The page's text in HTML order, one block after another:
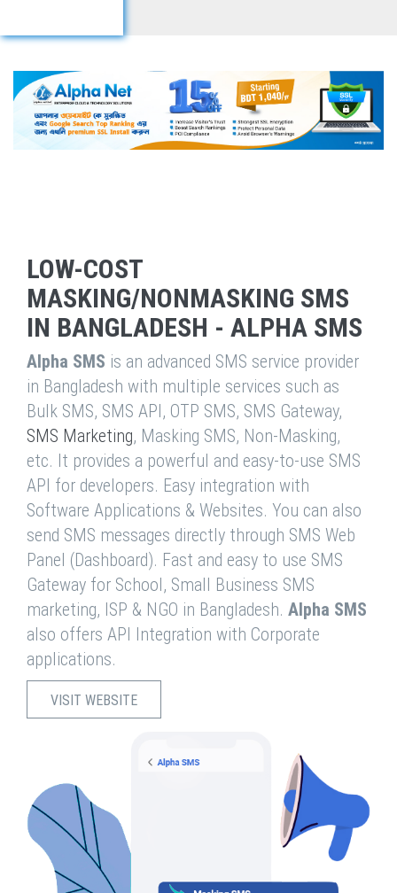
LOW-COST
MASKING/NONMASKING SMS
IN BANGLADESH - ALPHA SMS
Alpha SMS is an advanced SMS service provider
in Bangladesh with multiple services such as
Bulk SMS, SMS API, OTP SMS, SMS Gateway,
SMS Marketing, Masking SMS, Non-Masking,
etc. It provides a powerful and easy-to-use SMS
API for developers. Easy integration with
Software Applications & Websites. You can also
send SMS messages directly through SMS Web
Panel (Dashboard). Fast and easy to use SMS
Gateway for School, Small Business SMS
marketing, ISP & NGO in Bangladesh. Alpha SMS
also offers API Integration with Corporate
applications.
VISIT WEBSITE